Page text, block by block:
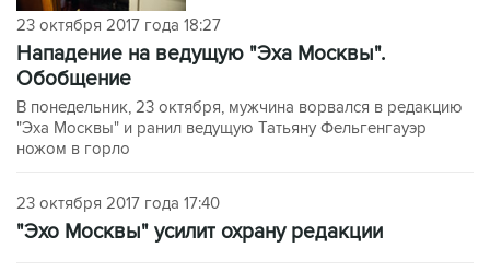
23 октября 2017 года 18:27
Нападение на ведущую "Эха Москвы".
Обобщение
В понедельник, 23 октября, мужчина ворвался в редакцию
"Эха Москвы" и ранил ведущую Татьяну Фельгенгауэр
ножом в горло
23 октября 2017 года 17:40
"Эхо Москвы" усилит охрану редакции